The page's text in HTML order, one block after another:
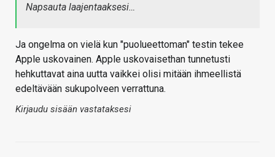
Napsauta laajentaaksesi…
Ja ongelma on vielä kun "puolueettoman" testin tekee
Apple uskovainen. Apple uskovaisethan tunnetusti
hehkuttavat aina uutta vaikkei olisi mitään ihmeellistä
edeltävään sukupolveen verrattuna.
Kirjaudu sisään vastataksesi